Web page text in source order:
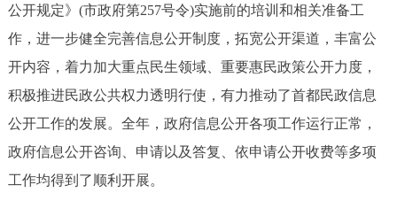
走进北京
绿色北京 图说北京 视频北京
多语种
公开规定》(市政府第257号令)实施前的培训和相关准备工
作，进一步健全完善信息公开制度，拓宽公开渠道，丰富公
开内容，着力加大重点民生领域、重要惠民政策公开力度，
积极推进民政公共权力透明行使，有力推动了首都民政信息
公开工作的发展。全年，政府信息公开各项工作运行正常，
政府信息公开咨询、申请以及答复、依申请公开收费等多项
工作均得到了顺利开展。